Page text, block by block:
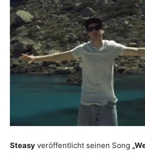
Steasy veröffentlicht seinen Song